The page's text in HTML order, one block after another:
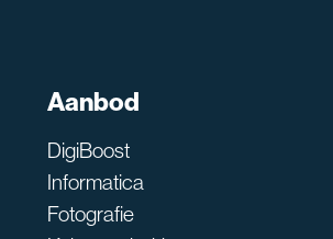
Aanbod
DigiBoost
Informatica
Fotografie